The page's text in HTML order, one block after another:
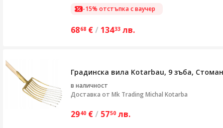
-15% отстъпка с ваучер
6868 €/ 13433 лв.
Градинска вила Kotarbau, 9 зъба,
в наличност
Доставка от Mk Trading Michal Kotarba
2940 €/ 5750 лв.